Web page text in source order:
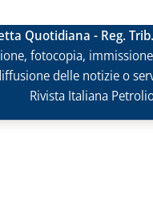
Quotidiana - Reg.
fotocopia,
delle notizie o
Rivista Italiana